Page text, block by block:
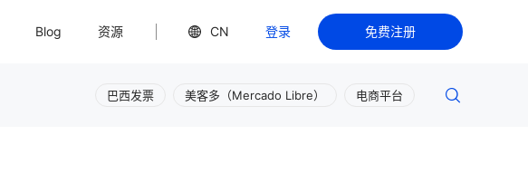
Blog 资源 CN 登录 免费注册
巴西发票 美客多（Mercado Libre） 电商平台